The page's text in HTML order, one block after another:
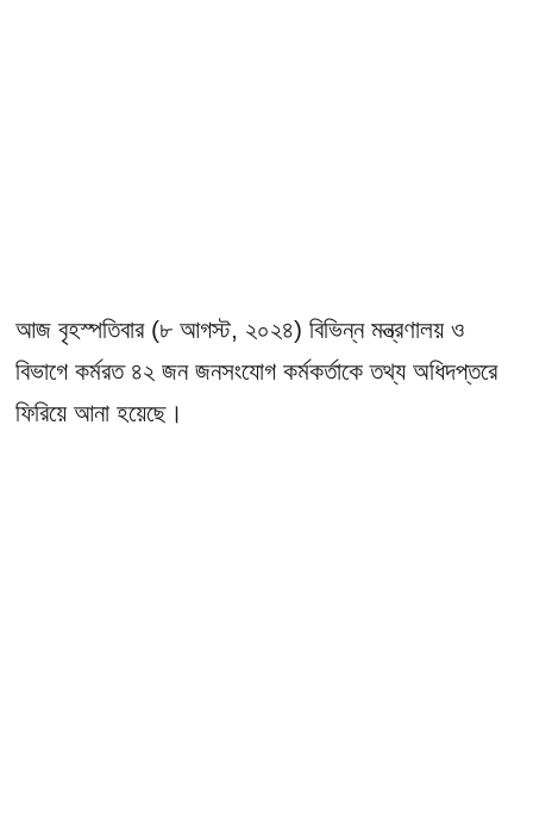
আজ বৃহস্পতিবার (৮ আগস্ট, ২০২৪) বিভিন্ন মন্ত্রণালয় ও
বিভাগে কর্মরত ৪২ জন জনসংযোগ কর্মকর্তাকে তথ্য অধিদপ্তরে
ফিরিয়ে আনা হয়েছে।